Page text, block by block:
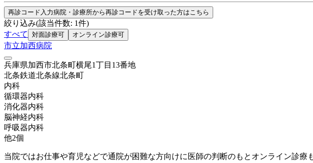
再診コード入力病院・診療所から再診コードを受け取った方はこちら
絞り込み(該当件数: 1件)
すべて
対面診療可 オンライン診療可
市立加西病院
兵庫県加西市北条町横尾1丁目13番地
北条鉄道北条線北条町
内科
循環器内科
消化器内科
脳神経内科
呼吸器内科
他2個
当院ではお仕事や育児などで通院が困難な方向けに医師の判断のもとオンライン診療